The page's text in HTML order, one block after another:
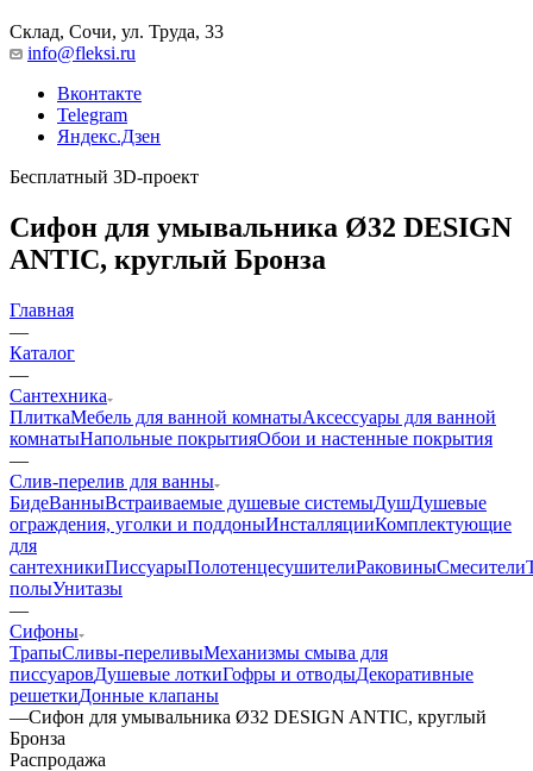
Склад, Сочи, ул. Труда, 33
info@fleksi.ru
Вконтакте
Telegram
Яндекс.Дзен
Бесплатный 3D-проект
Сифон для умывальника Ø32 DESIGN
ANTIC, круглый Бронза
Главная
—
Каталог
—
Сантехника
ПлиткаМебель для ванной комнатыАксессуары для ванной
комнатыНапольные покрытияОбои и настенные покрытия
—
Слив-перелив для ванны
БидеВанныВстраиваемые душевые системыДушДушевые
ограждения, уголки и поддоныИнсталляцииКомплектующие
для
сантехникиПиссуарыПолотенцесушителиРаковиныСмесители
полыУнитазы
—
Сифоны
ТрапыСливы-переливыМеханизмы смыва для
писсуаровДушевые лоткиГофры и отводыДекоративные
решеткиДонные клапаны
—Сифон для умывальника Ø32 DESIGN ANTIC, круглый
Бронза
Распродажа